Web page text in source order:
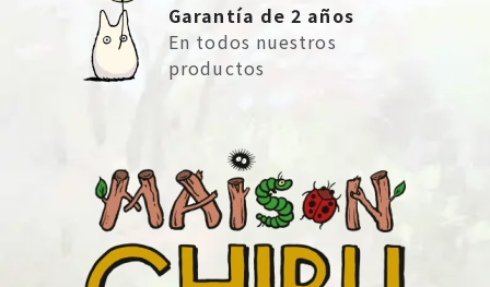
Garantía de 2 años
En todos nuestros
productos